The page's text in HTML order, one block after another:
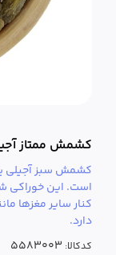
کشمش ممتاز
کشمش سبز آجیلی
است. این خوراکی
کنار سایر مغزها
دارد.
کدکالا: